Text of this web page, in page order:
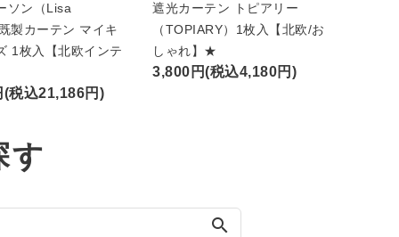
ソン（Lisa
製カーテン マイキ
1枚入【北欧インテ
(税込21,186円)
遮光カーテン トピアリー
（TOPIARY）1枚入【北欧/お
しゃれ】★
3,800円(税込4,180円)
す
search